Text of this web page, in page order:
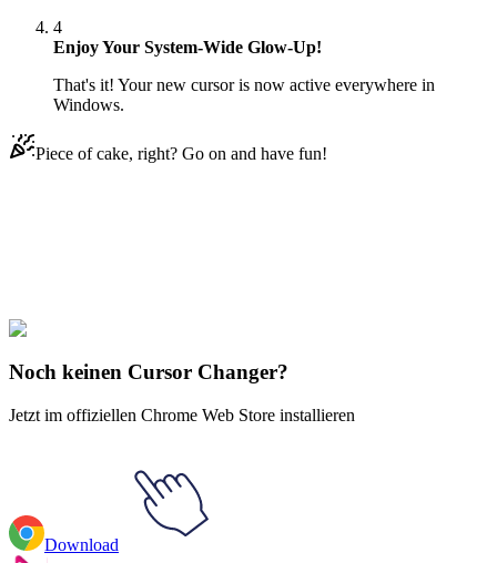
4
Enjoy Your System-Wide Glow-Up!
That's it! Your new cursor is now active everywhere in
Windows.
Piece of cake, right? Go on and have fun!
Explore All Collections
Noch keinen Cursor Changer?
Jetzt im offiziellen Chrome Web Store installieren
Download